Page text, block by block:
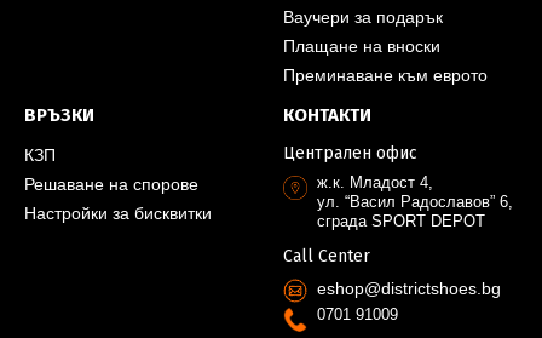
Ваучери за подарък
Плащане на вноски
Преминаване към еврото
ВРЪЗКИ
КЗП
Решаване на спорове
Настройки за бисквитки
КОНТАКТИ
Централен офис
ж.к. Младост 4,
ул. “Васил Радославов” 6,
сграда SPORT DEPOT
Call Center
eshop@districtshoes.bg
0701 91009